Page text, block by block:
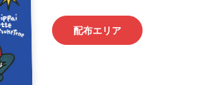
配布エリア